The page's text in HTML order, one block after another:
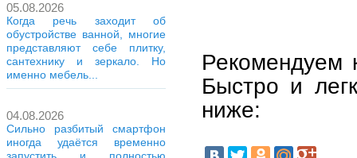
05.08.2026
Когда речь заходит об
обустройстве ванной, многие
представляют себе плитку,
сантехнику и зеркало. Но
именно мебель...
04.08.2026
Сильно разбитый смартфон
иногда удаётся временно
Рекомендуем
Быстро и
ниже: